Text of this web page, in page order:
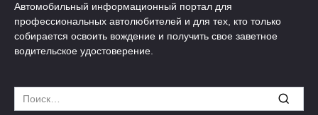
Автомобильный информационный портал для
профессиональных автолюбителей и для тех, кто только
собирается освоить вождение и получить свое заветное
водительское удостоверение.
Search
for: